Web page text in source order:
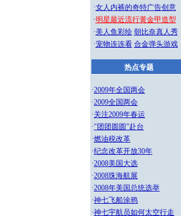
·女人内裤的奇特广告创意
·明星最近流行黄金甲造型
·美人鱼彩绘 朝比奈真人秀
·宠物连连看 合金弹头游戏
热点专题
·2009年全国两会
·2009全国两会
·关注2009年春运
·"团团圆圆"赴台
·燃油税改革
·纪念改革开放30年
·2008美国大选
·2008珠海航展
·2008年美国总统选举
·神七飞船涂鸦
·神七宇航员如何太空行走